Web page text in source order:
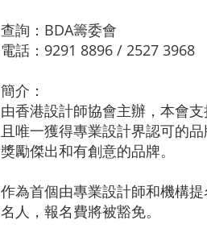
查詢：BDA籌委會
電話：9291 8896 / 2527 3968
簡介：
由香港設計師協會主辦，本會
且唯一獲得專業設計界認可的
獎勵傑出和有創意的品牌。
作為首個由專業設計師和機構
名人，報名費將被豁免。